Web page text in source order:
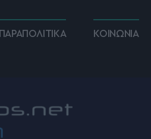
ΠΑΡΑΠΟΛΙΤΙΚΑ ΚΟΙΝΩΝΙΑ